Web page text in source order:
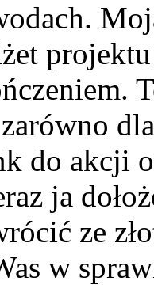
do akcji
ja
ze
w